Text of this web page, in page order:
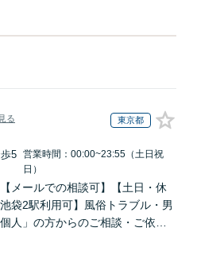
る 東京都
5 営業時間：00:00~23:55（土日祝
日）
メールでの相談可】【土日・休
袋2駅利用可】風俗トラブル・男
人」の方からのご相談・ご依頼